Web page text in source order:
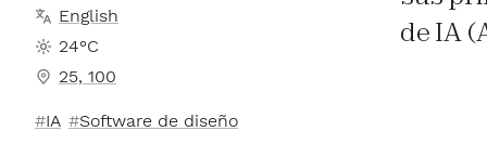
de IA
English
24°C
25, 100
IA Software de diseño